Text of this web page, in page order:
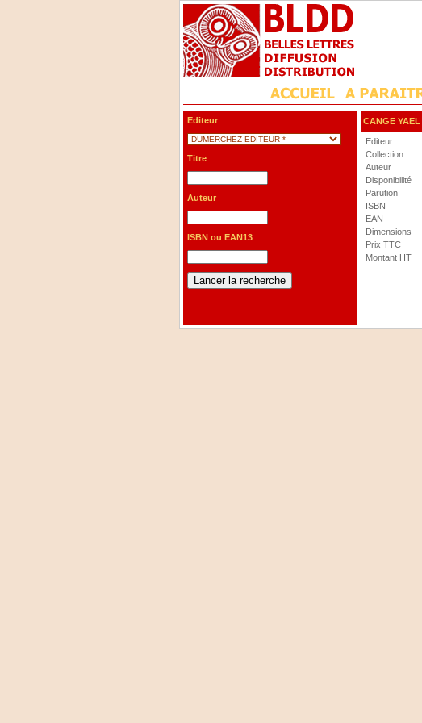
Editeur
Titre
Auteur
ISBN ou EAN13
CANGE YAEL
Editeur
Collection
Auteur
Disponibilité
Parution
ISBN
EAN
Dimensions
Prix TTC
Montant HT